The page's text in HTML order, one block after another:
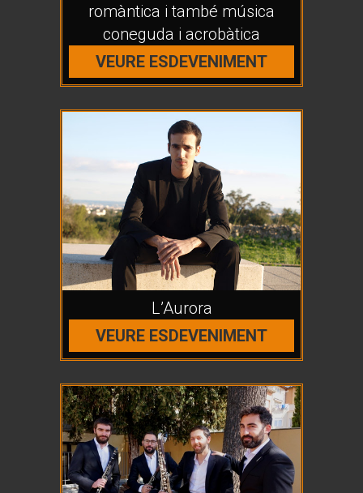
romàntica i també música
coneguda i acrobàtica
VEURE ESDEVENIMENT
L’Aurora
VEURE ESDEVENIMENT